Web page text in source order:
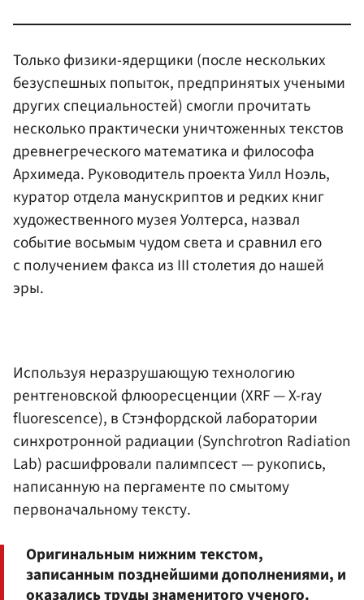
Только физики-ядерщики (после нескольких
безуспешных попыток, предпринятых учеными
других специальностей) смогли прочитать
несколько практически уничтоженных текстов
древнегреческого математика и философа
Архимеда. Руководитель проекта Уилл Ноэль,
куратор отдела манускриптов и редких книг
художественного музея Уолтерса, назвал
событие восьмым чудом света и сравнил его
с получением факса из III столетия до нашей
эры.
Используя неразрушающую технологию
рентгеновской флюоресценции (XRF — X-ray
fluorescence), в Стэнфордской лаборатории
синхротронной радиации (Synchrotron Radiation
Lab) расшифровали палимпсест — рукопись,
написанную на пергаменте по смытому
первоначальному тексту.
Оригинальным нижним текстом,
записанным позднейшими дополнениями, и
оказались труды знаменитого ученого.